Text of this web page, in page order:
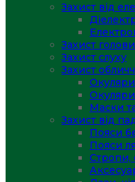
Захист від
Захист голови
Захист слуху
Захист
Окуляри
Окуляри
Маски
Захист від
Пояси
Пояси
Стропи,